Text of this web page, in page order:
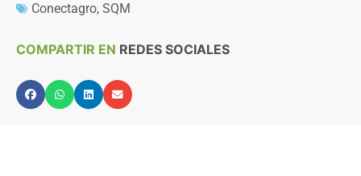
Conectagro, SQM
COMPARTIR EN REDES SOCIALES